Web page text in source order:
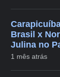
Brasil x
Julina no
1 mês atrás